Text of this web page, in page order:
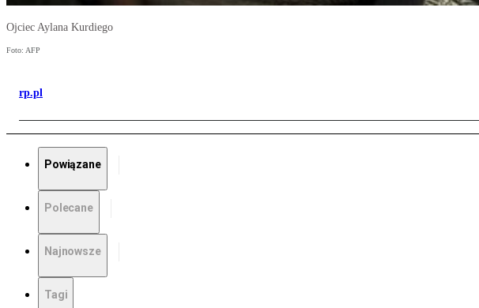
Ojciec Aylana Kurdiego
Foto: AFP
rp.pl
Powiązane
Polecane
Najnowsze
Tagi